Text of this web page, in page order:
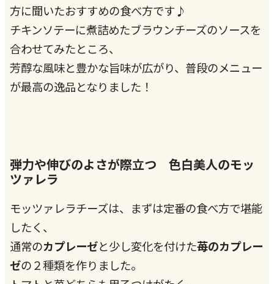
方に聞いたおすすめの食べ方です♪
チキンソテーに煮詰めたブラウンチーズのソースを
合わせてみたところ、
芳醇な風味と豊かな旨味が広がり、普段のメニュー
が最高の逸品となりました！
弾力や伸びのよさが際立つ 色白美人のモッ
ツァレラ
モッツァレラチーズは、まずは定番の食べ方で堪能
したく、
通常のカプレーゼと少し変化を付けた苺のカプレー
ゼの２種類を作りました。